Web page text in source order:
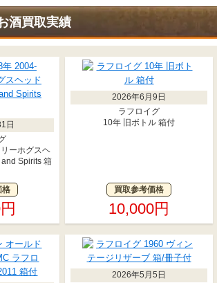
酒買取実績
日
ーホグスヘ
Spirits 箱
格
2026年6月9日
ラフロイグ
10年 旧ボトル 箱付
買取参考価格
10,000円
2026年5月5日